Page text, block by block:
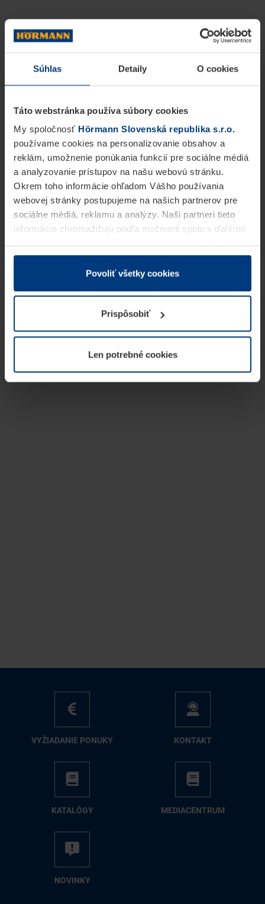
Súhlas Detaily O cookies
Táto webstránka používa súbory cookies
My spoločnosť Hörmann Slovenská republika s.r.o.
používame cookies na personalizovanie obsahov a
reklám, umožnenie ponúkania funkcií pre sociálne médiá
a analyzovanie prístupov na našu webovú stránku.
Okrem toho informácie ohľadom Vášho používania
webovej stránky postupujeme na našich partnerov pre
sociálne médiá, reklamu a analýzy. Naši partneri tieto
informácie zhromažďujú podľa možnosti spolu s ďalšími
v rámci Vášho využívania služieb.
Z právneho hľadiska môžeme cookies ukladať na Vašom
prevádzku tejto stránky. Pre všetky ostatné typy cookie
potrebujeme Vaše povolenie. Vaše povolenie môžete
kedykoľvek zmeniť alebo odvolať vo vysvetlení cookie
našej webovej stránky.
Povoliť všetky cookies
Prispôsobiť
Len potrebné cookies
VY­ŽIA­DA­NIE PO­NU­KY KON­TAKT
KA­TA­LÓ­GY ME­DIA­CEN­TRUM
NO­VIN­KY